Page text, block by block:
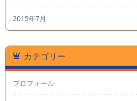
2015年7月
カテゴリー
プロフィール